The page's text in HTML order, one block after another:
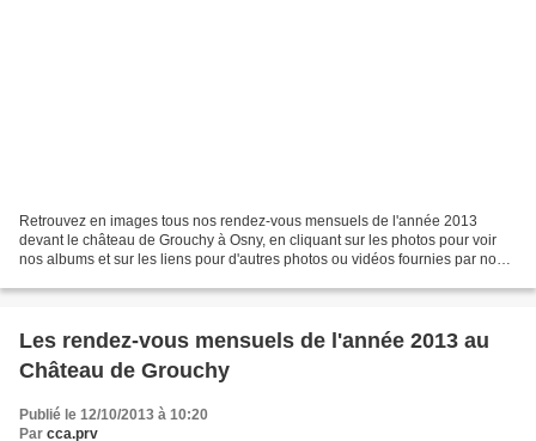
Retrouvez en images tous nos rendez-vous mensuels de l'année 2013
devant le château de Grouchy à Osny, en cliquant sur les photos pour voir
nos albums et sur les liens pour d'autres photos ou vidéos fournies par nos
Les rendez-vous mensuels de l'année 2013 au
Château de Grouchy
Publié le 12/10/2013 à 10:20
Par cca.prv